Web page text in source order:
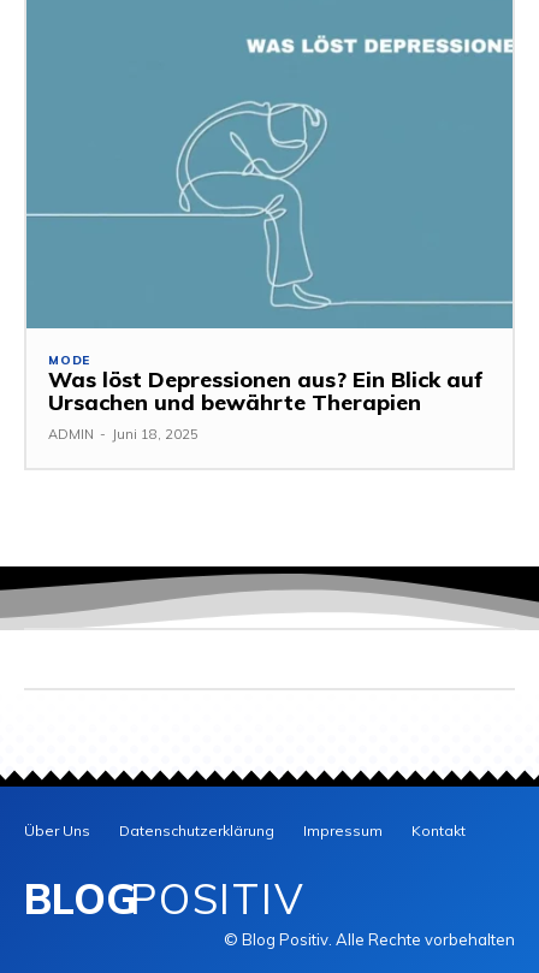
MODE
Was löst Depressionen aus? Ein Blick auf
Ursachen und bewährte Therapien
ADMIN - Juni 18, 2025
Über Uns Datenschutzerklärung Impressum Kontakt
BLOGPOSITIV
© Blog Positiv. Alle Rechte vorbehalten